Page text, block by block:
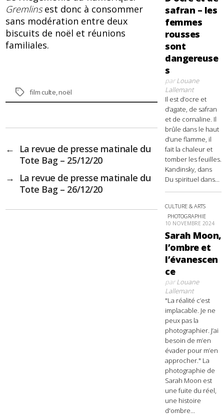
Gremlinsest donc à consommer
sans modération entre deux
biscuits de noël et réunions
familiales.
Étiquettes
film culte,noël
←
La revue de presse matinale du
Tote Bag – 25/12/20
→
La revue de presse matinale du
Tote Bag – 26/12/20
safran – les
femmes
rousses
sont
dangereuse
s
parLouane
Lallemant
Il est d’ocre et
d’agate, de safran
et de cornaline. Il
brûle dans le haut
d’une flamme, il
fait la chaleur et
tomber les feuilles.
Kandinsky, dans
Du spirituel dans...
CULTURE & ARTS
PHOTOGRAPHIE
10 NOVEMBRE 2024
Sarah Moon,
l’ombre et
l’évanescen
ce
parLouane
Lallemant
"La réalité c’est
implacable. Je ne
peux pas la
photographier. J’ai
besoin de m’en
évader pour m’en
approcher." La
photographie de
Sarah Moon est
une fuite du réel,
une histoire
d'ombre...